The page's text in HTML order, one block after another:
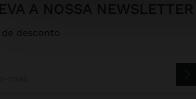
A NOSSA NEWSLETTER
de desconto